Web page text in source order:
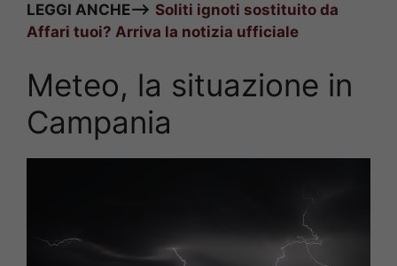
LEGGI ANCHE—> Soliti ignoti sostituito da
Affari tuoi? Arriva la notizia ufficiale
Meteo, la situazione in
Campania